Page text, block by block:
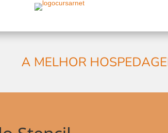
A MELHOR